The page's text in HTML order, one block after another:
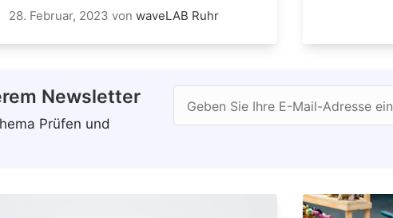
28. Februar, 2023 von waveLAB Ruhr
Newsletter
Prüfen und
Geben Sie Ihre E-Mail-Adresse ein